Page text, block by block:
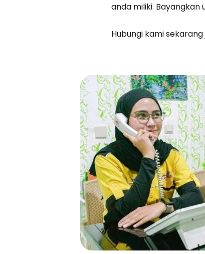
anda miliki. Bayangkan
Hubungi kami